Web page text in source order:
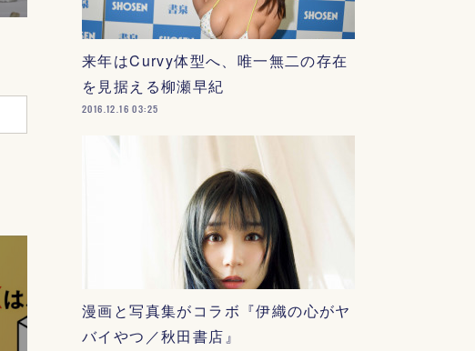
来年はCurvy体型へ、唯一無二の存在
を見据える柳瀬早紀
2016.12.16 03:25
漫画と写真集がコラボ『伊織の心がヤ
バイやつ／秋田書店』